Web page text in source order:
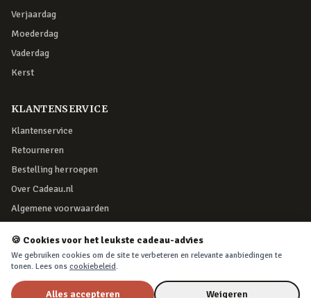
Verjaardag
Moederdag
Vaderdag
Kerst
KLANTENSERVICE
Klantenservice
Retourneren
Bestelling herroepen
Over Cadeau.nl
Algemene voorwaarden
VEILIG BETALEN
🍪 Cookies voor het leukste cadeau-advies
We gebruiken cookies om de site te verbeteren en relevante aanbiedingen te
tonen. Lees ons cookiebeleid.
Alles accepteren Weigeren